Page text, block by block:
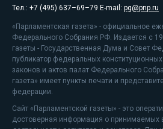
Тел.: +7 (495) 637–69–79 E-mail: pg@pnp.ru
«Парламентская газета» - официальное
Федерального Собрания РФ. Издается с
газеты - Государственная Дума и Совет
публикатор федеральных
законов и актов палат Федерального
газета» имеет пункты печати и
федерации.
Сайт «Парламентской газеты» - это
достоверная информация о принимаемых